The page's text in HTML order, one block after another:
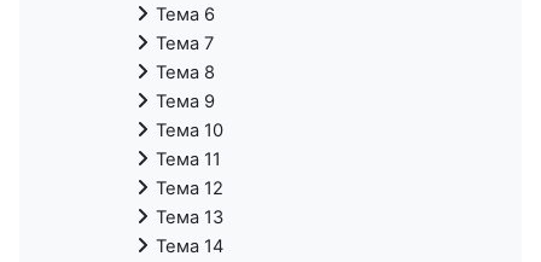
Тема 6
Тема 7
Тема 8
Тема 9
Тема 10
Тема 11
Тема 12
Тема 13
Тема 14